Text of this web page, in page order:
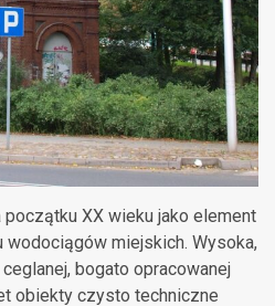
początku XX wieku jako element
miejskich. Wysoka,
bogato opracowanej
obiekty czysto techniczne